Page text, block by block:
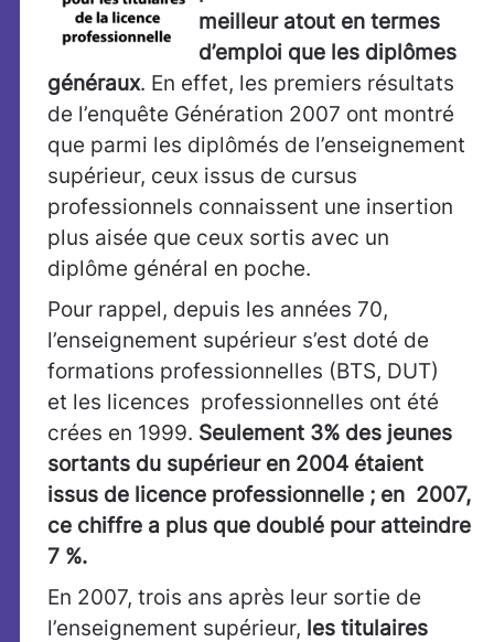
meilleur atout en termes
d’emploi que les diplômes
généraux. En effet, les premiers résultats
de l’enquête Génération 2007 ont montré
que parmi les diplômés de l’enseignement
supérieur, ceux issus de cursus
professionnels connaissent une insertion
plus aisée que ceux sortis avec un
diplôme général en poche.
Pour rappel, depuis les années 70,
l’enseignement supérieur s’est doté de
formations professionnelles (BTS, DUT)
et les licences professionnelles ont été
crées en 1999. Seulement 3% des jeunes
sortants du supérieur en 2004 étaient
issus de licence professionnelle ; en 2007,
ce chiffre a plus que doublé pour atteindre
7 %.
En 2007, trois ans après leur sortie de
l’enseignement supérieur, les titulaires